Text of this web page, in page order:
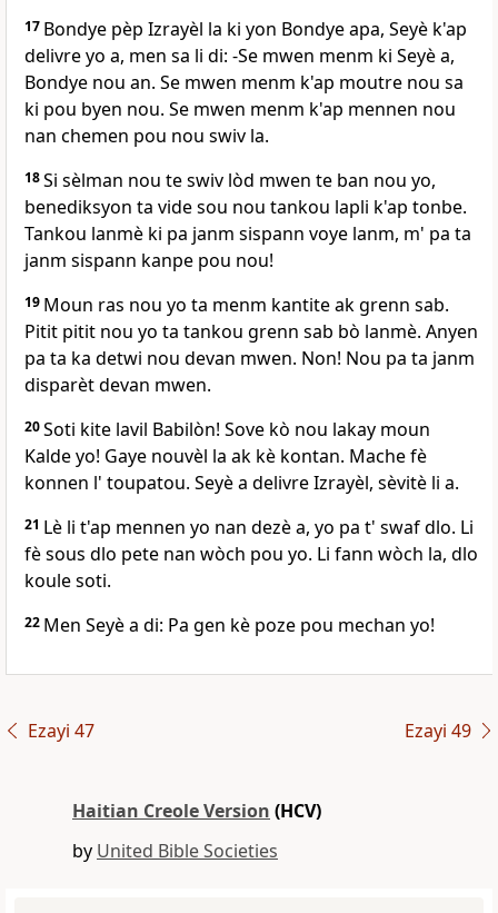
17 Bondye pèp Izrayèl la ki yon Bondye apa, Seyè k'ap
delivre yo a, men sa li di: -Se mwen menm ki Seyè a,
Bondye nou an. Se mwen menm k'ap moutre nou sa
ki pou byen nou. Se mwen menm k'ap mennen nou
nan chemen pou nou swiv la.
18Si sèlman nou te swiv lòd mwen te ban nou yo,
benediksyon ta vide sou nou tankou lapli k'ap tonbe.
Tankou lanmè ki pa janm sispann voye lanm, m' pa ta
janm sispann kanpe pou nou!
19 Moun ras nou yo ta menm kantite ak grenn sab.
Pitit pitit nou yo ta tankou grenn sab bò lanmè. Anyen
pa ta ka detwi nou devan mwen. Non! Nou pa ta janm
disparèt devan mwen.
20Soti kite lavil Babilòn! Sove kò nou lakay moun
Kalde yo! Gaye nouvèl la ak kè kontan. Mache fè
konnen l' toupatou. Seyè a delivre Izrayèl, sèvitè li a.
21 Lè li t'ap mennen yo nan dezè a, yo pa t' swaf dlo. Li
fè sous dlo pete nan wòch pou yo. Li fann wòch la, dlo
koule soti.
22 Men Seyè a di: Pa gen kè poze pou mechan yo!
Ezayi 47 Ezayi 49
Haitian Creole Version (HCV)
by United Bible Societies